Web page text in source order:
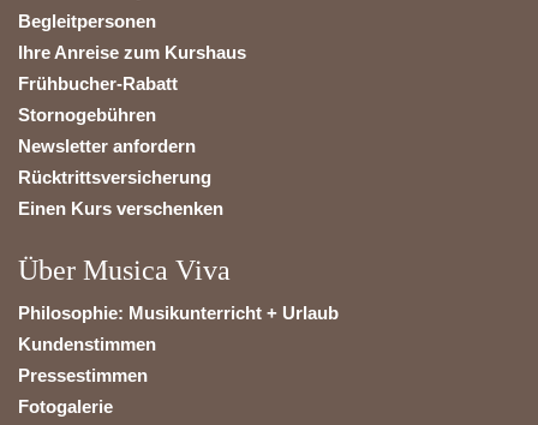
Begleitpersonen
Ihre Anreise zum Kurshaus
Frühbucher-Rabatt
Stornogebühren
Newsletter anfordern
Rücktrittsversicherung
Einen Kurs verschenken
Über Musica Viva
Philosophie: Musikunterricht + Urlaub
Kundenstimmen
Pressestimmen
Fotogalerie